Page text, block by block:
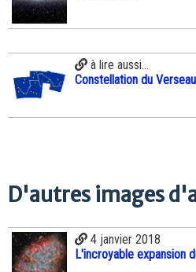
à lire aussi...
Constellation du Verseau
D'autres images
4 janvier 2018
L'incroyable expansion